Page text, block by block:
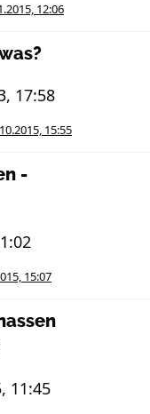
12:06
17:58
15:55
-
15:07
11:45